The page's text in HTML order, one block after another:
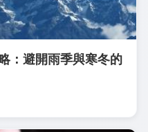
：避開雨季與寒冬的